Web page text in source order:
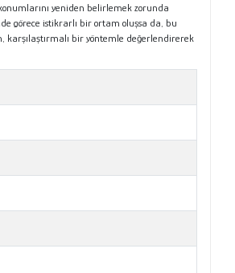
yeniden belirlemek zorunda
görece istikrarlı bir ortam oluşsa da, bu
karşılaştırmalı bir yöntemle değerlendirerek